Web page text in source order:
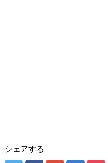
シェアする